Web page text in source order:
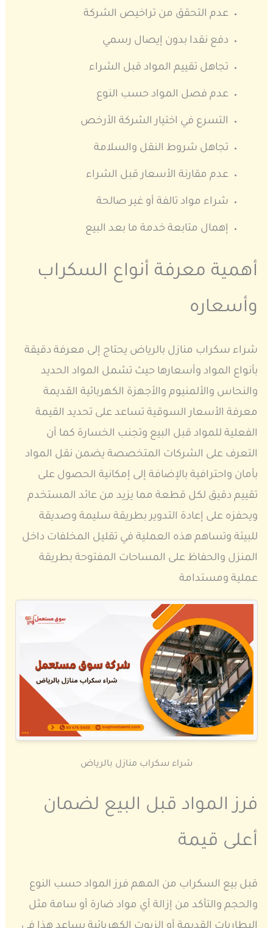
عدم التحقق من تراخيص الشركة
دفع نقدا بدون إيصال رسمي
تجاهل تقييم المواد قبل الشراء
عدم فصل المواد حسب النوع
التسرع في اختيار الشركة الأرخص
تجاهل شروط النقل والسلامة
عدم مقارنة الأسعار قبل الشراء
شراء مواد تالفة أو غير صالحة
إهمال متابعة خدمة ما بعد البيع
أهمية معرفة أنواع السكراب
وأسعاره
شراء سكراب منازل بالرياض يحتاج إلى معرفة دقيقة
بأنواع المواد وأسعارها حيث تشمل المواد الحديد
والنحاس والألمنيوم والأجهزة الكهربائية القديمة
معرفة الأسعار السوقية تساعد على تحديد القيمة
الفعلية للمواد قبل البيع وتجنب الخسارة كما أن
التعرف على الشركات المتخصصة يضمن نقل المواد
بأمان واحترافية بالإضافة إلى إمكانية الحصول على
تقييم دقيق لكل قطعة مما يزيد من عائد المستخدم
ويحفزه على إعادة التدوير بطريقة سليمة وصديقة
للبيئة وتساهم هذه العملية في تقليل المخلفات داخل
المنزل والحفاظ على المساحات المفتوحة بطريقة
عملية ومستدامة
شراء سكراب منازل بالرياض
فرز المواد قبل البيع لضمان
أعلى قيمة
قبل بيع السكراب من المهم فرز المواد حسب النوع
والحجم والتأكد من إزالة أي مواد ضارة أو سامة مثل